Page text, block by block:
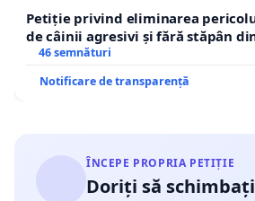
Petiție privind eliminarea
de câinii agresivi și fără stăpân
46 semnături
Notificare de transparență
ÎNCEPE PROPRIA PETIȚIE
Doriți să schimbați